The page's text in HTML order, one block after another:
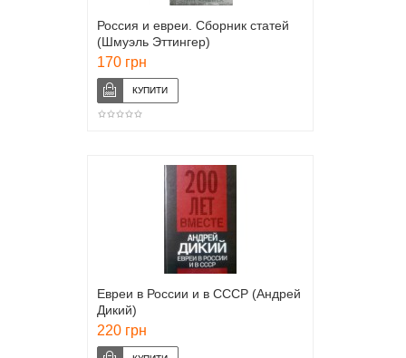
Россия и евреи. Сборник статей
(Шмуэль Эттингер)
170 грн
Евреи в России и в СССР (Андрей
Дикий)
220 грн